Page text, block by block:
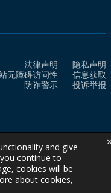
法律声明
隐私声明
无障碍访问性
信息获取
防诈警示
投诉举报
and give
continue to
cookies will be
about cookies,